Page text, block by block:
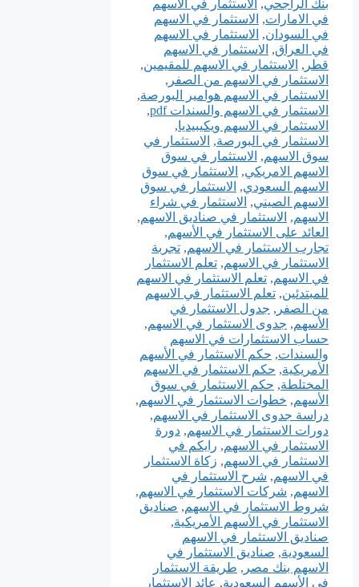
بنك الراجحي, الاستثمار في الاسهم
في الامارات, الاستثمار في الاسهم
في السودان, الاستثمار في الاسهم
في العراق, الاستثمار في الاسهم
قطر , الاستثمار في الاسهم للمقيمين,
الاستثمار في الاسهم من الصفر ,
الاستثمار في الاسهم هوامير البورصة,
الاستثمار في الاسهم والسندات pdf
,
الاستثمار في الاسهم ويكيبيديا,
الاستثمار في البورصة, الاستثمار في
سوق الاسهم, الاستثمار في سوق
الاسهم الامريكي, الاستثمار في سوق
الاسهم السعودي, الاستثمار في سوق
الاسهم الصيني, الاستثمار في شراء
الاسهم, الاستثمار في صناديق الاسهم,
العائد على الاستثمار في الأسهم,
تجارب الاستثمار في الاسهم, تجربة
الاستثمار في الاسهم, تعلم الاستثمار
في الاسهم, تعلم الاستثمار في الاسهم
للمبتدئين, تعلم الاستثمار في الاسهم
من الصفر , جدول الاستثمار في
الأسهم, جدوى الاستثمار في الاسهم,
حساب الاستثمارات في الاسهم
والسندات, حكم الاستثمار في الأسهم
الأمريكية, حكم الاستثمار في الاسهم
المختلطة, حكم الاستثمار في سوق
الأسهم, خطوات الاستثمار في الاسهم,
دراسة جدوى الاستثمار في الاسهم,
دورات الاستثمار في الاسهم, دورة
الاستثمار في الاسهم, رايكم في
الاستثمار في الاسهم, زكاة الاستثمار
في الاسهم, شرح الاستثمار في
الاسهم, شركات الاستثمار في الاسهم,
شروط الاستثمار في الاسهم, صناديق
الاستثمار في الأسهم الأمريكية,
صناديق الاستثمار في الاسهم
السعودية, صناديق الاستثمار في
الاسهم بنك مصر , طريقة الاستثمار
في الأسهم السعودية, عائد الاستثمار